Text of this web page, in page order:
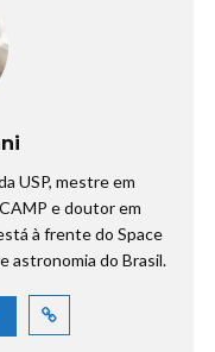
USP, mestre em
e doutor em
à frente do Space
astronomia do Brasil.